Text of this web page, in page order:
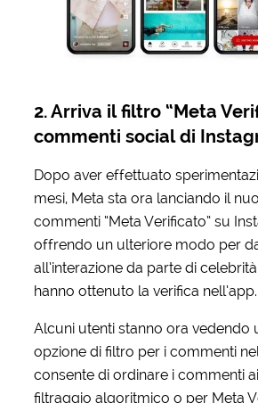
2. Arriva il filtro “Meta
commenti social di
Dopo aver effettuato
mesi, Meta sta ora lanciando il
commenti “Meta Verificato” su
offrendo un ulteriore modo per
all’interazione da parte di
hanno ottenuto la verifica nell’app.
Alcuni utenti stanno ora vedendo
opzione di filtro per i commenti
consente di ordinare i commenti
filtraggio algoritmico o per Meta